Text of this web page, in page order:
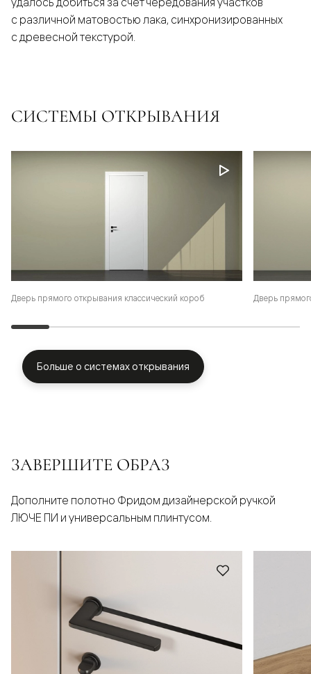
с различной матовостью лака, синхронизированных
с древесной текстурой.
СИСТЕМЫ ОТКРЫВАНИЯ
Дверь прямого открывания классический короб Дверь
Больше о системах открывания
ЗАВЕРШИТЕ ОБРАЗ
Дополните полотно Фридом дизайнерской ручкой
ЛЮЧЕ ПИ и универсальным плинтусом.